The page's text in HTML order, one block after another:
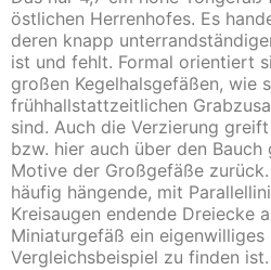
östlichen Herrenhofes. Es
deren knapp
ist und fehlt. Formal orientiert
großen Kegelhalsgefäßen, wie
frühhallstattzeitlichen
sind. Auch die Verzierung
bzw. hier auch über den
Motive der Großgefäße
häufig hängende, mit
Kreisaugen endende Dreiecke
Miniaturgefäß ein eigenwilliges
Vergleichsbeispiel zu finden ist.